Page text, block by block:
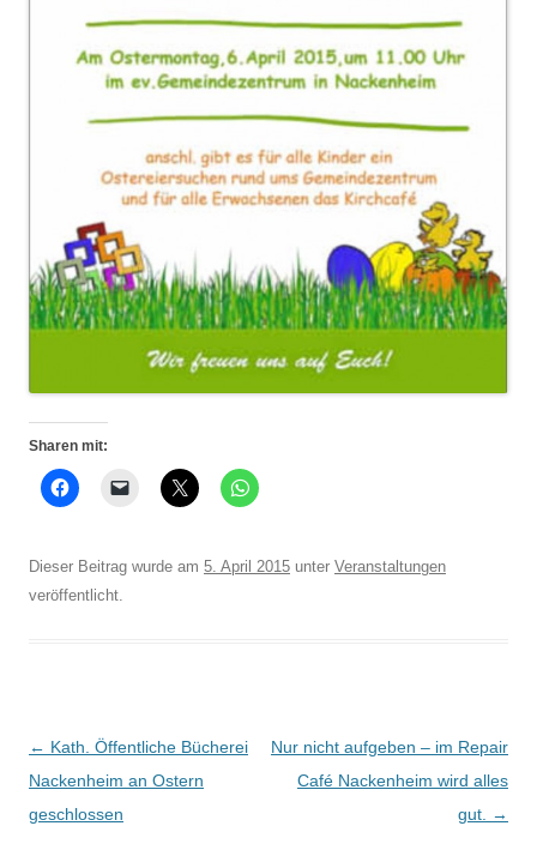
Sharen mit:
Dieser Beitrag wurde am 5. April 2015 unter Veranstaltungen
veröffentlicht.
Beitrags-
Navigation
← Kath. Öffentliche Bücherei
Nackenheim an Ostern
geschlossen
Nur nicht aufgeben – im Repair
Café Nackenheim wird alles
gut. →